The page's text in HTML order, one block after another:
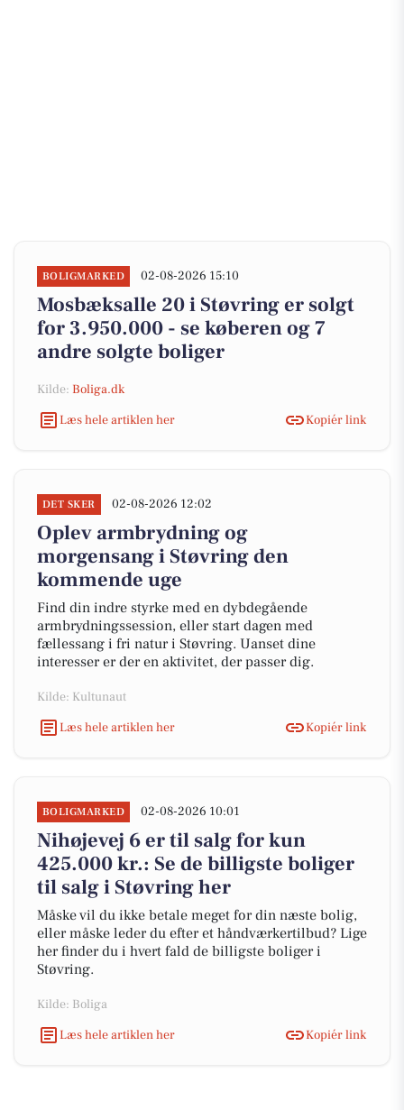
BOLIGMARKED 02-08-2026 15:10
Mosbæksalle 20 i Støvring er solgt
for 3.950.000 - se køberen og 7
andre solgte boliger
Kilde: Boliga.dk
Læs hele artiklen her
Kopiér link
DET SKER 02-08-2026 12:02
Oplev armbrydning og
morgensang i Støvring den
kommende uge
Find din indre styrke med en dybdegående
armbrydningssession, eller start dagen med
fællessang i fri natur i Støvring. Uanset dine
interesser er der en aktivitet, der passer dig.
Kilde: Kultunaut
Læs hele artiklen her
Kopiér link
BOLIGMARKED 02-08-2026 10:01
Nihøjevej 6 er til salg for kun
425.000 kr.: Se de billigste boliger
til salg i Støvring her
Måske vil du ikke betale meget for din næste bolig,
eller måske leder du efter et håndværkertilbud? Lige
her finder du i hvert fald de billigste boliger i
Støvring.
Kilde: Boliga
Læs hele artiklen her
Kopiér link